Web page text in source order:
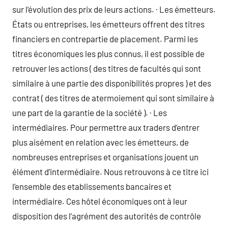
sur l’évolution des prix de leurs actions. · Les émetteurs.
États ou entreprises, les émetteurs offrent des titres
financiers en contrepartie de placement. Parmi les
titres économiques les plus connus, il est possible de
retrouver les actions ( des titres de facultés qui sont
similaire à une partie des disponibilités propres ) et des
contrat ( des titres de atermoiement qui sont similaire à
une part de la garantie de la société ). · Les
intermédiaires. Pour permettre aux traders d’entrer
plus aisément en relation avec les émetteurs, de
nombreuses entreprises et organisations jouent un
élément d’intermédiaire. Nous retrouvons à ce titre ici
l’ensemble des etablissements bancaires et
intermédiaire. Ces hôtel économiques ont à leur
disposition des l’agrément des autorités de contrôle